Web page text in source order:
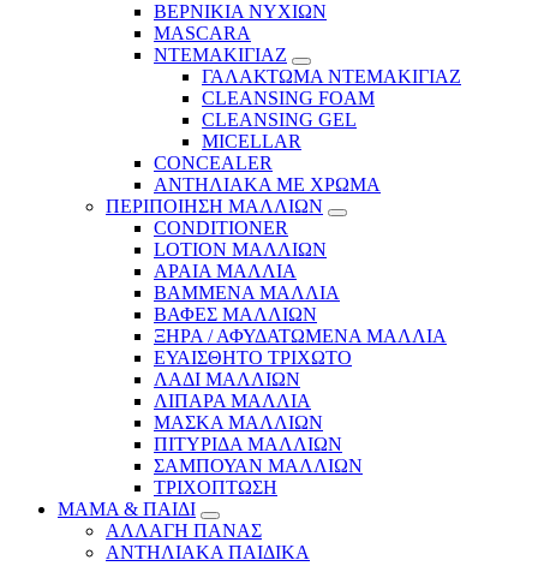
ΒΕΡΝΙΚΙΑ ΝΥΧΙΩΝ
MASCARA
ΝΤΕΜΑΚΙΓΙΑΖ
ΓΑΛΑΚΤΩΜΑ ΝΤΕΜΑΚΙΓΙΑΖ
CLEANSING FOAM
CLEANSING GEL
MICELLAR
CONCEALER
ΑΝΤΗΛΙΑΚΑ ΜΕ ΧΡΩΜΑ
ΠΕΡΙΠΟΙΗΣΗ ΜΑΛΛΙΩΝ
CONDITIONER
LOTION ΜΑΛΛΙΩΝ
ΑΡΑΙΑ ΜΑΛΛΙΑ
ΒΑΜΜΕΝΑ ΜΑΛΛΙΑ
ΒΑΦΕΣ ΜΑΛΛΙΩΝ
ΞΗΡΑ / ΑΦΥΔΑΤΩΜΕΝΑ ΜΑΛΛΙΑ
ΕΥΑΙΣΘΗΤΟ ΤΡΙΧΩΤΟ
ΛΑΔΙ ΜΑΛΛΙΩΝ
ΛΙΠΑΡΑ ΜΑΛΛΙΑ
ΜΑΣΚΑ ΜΑΛΛΙΩΝ
ΠΙΤΥΡΙΔΑ ΜΑΛΛΙΩΝ
ΣΑΜΠΟΥΑΝ ΜΑΛΛΙΩΝ
ΤΡΙΧΟΠΤΩΣΗ
ΜΑΜΑ & ΠΑΙΔΙ
ΑΛΛΑΓΗ ΠΑΝΑΣ
ΑΝΤΗΛΙΑΚΑ ΠΑΙΔΙΚΑ